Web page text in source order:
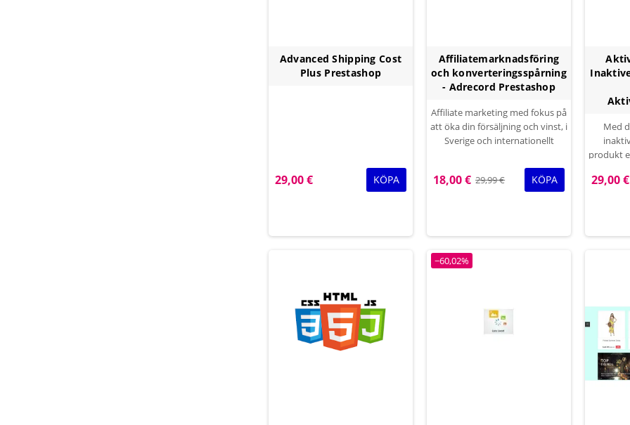
Advanced Shipping Cost
Plus Prestashop
29,00 € KÖPA
Affiliatemarknadsföring
och konverteringsspårning
- Adrecord Prestashop
Affiliate marketing med fokus på
att öka din försäljning och vinst, i
Sverige och internationellt
18,00 € 29,99 € KÖPA
Med
produkt
visning
29,00 €
−60,02%